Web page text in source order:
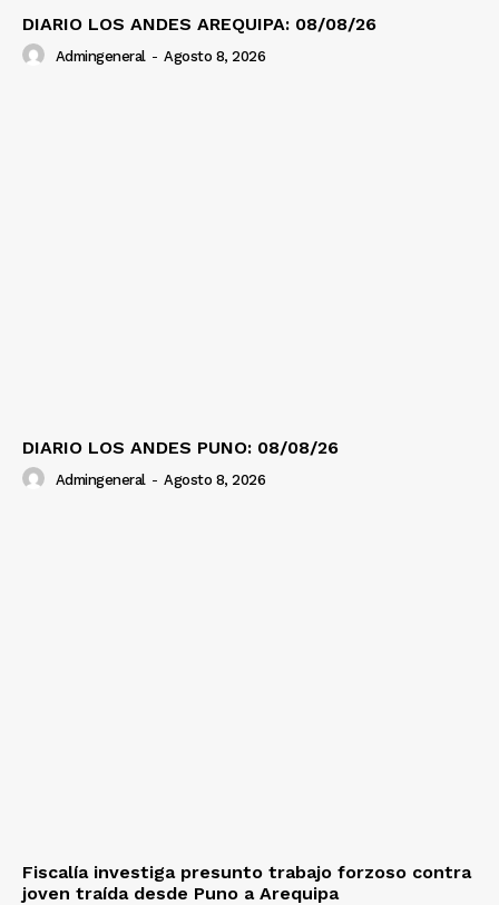
DIARIO LOS ANDES AREQUIPA: 08/08/26
Admingeneral - Agosto 8, 2026
DIARIO LOS ANDES PUNO: 08/08/26
Admingeneral - Agosto 8, 2026
Fiscalía investiga presunto trabajo forzoso contra
joven traída desde Puno a Arequipa